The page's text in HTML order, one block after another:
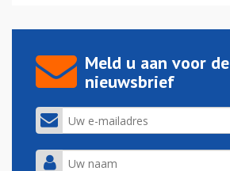
Meld u aan voor de
nieuwsbrief